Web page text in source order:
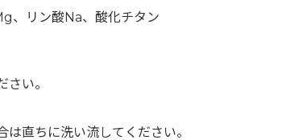
、リン酸Na、酸化チタン
い。
直ちに洗い流してください。